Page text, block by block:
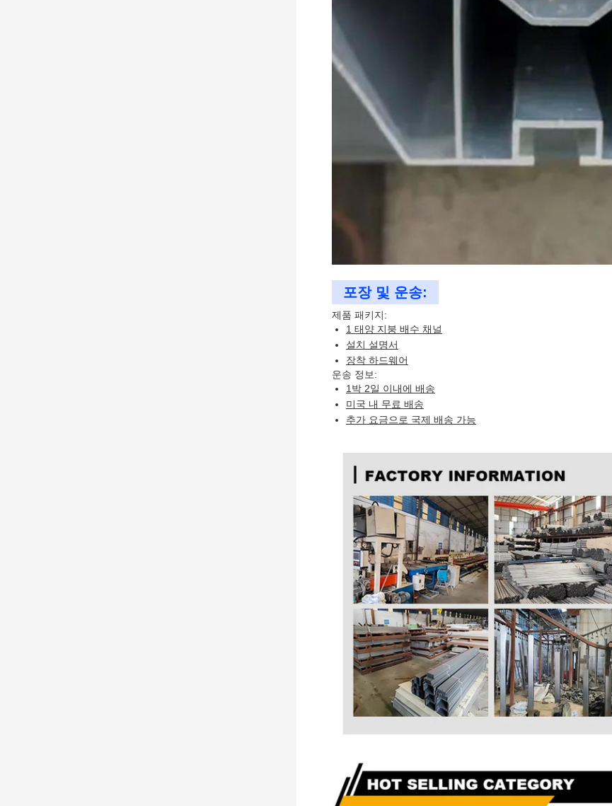
포장 및 운송:
제품 패키지:
1 태양 지붕 배수 채널
설치 설명서
장착 하드웨어
운송 정보:
1박 2일 이내에 배송
미국 내 무료 배송
추가 요금으로 국제 배송 가능